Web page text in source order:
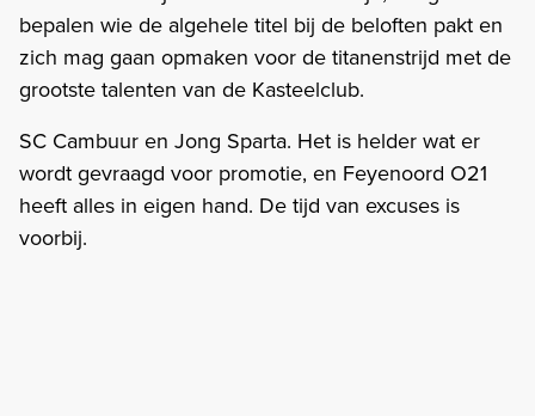
bepalen wie de algehele titel bij de beloften pakt en
zich mag gaan opmaken voor de titanenstrijd met de
grootste talenten van de Kasteelclub.
SC Cambuur en Jong Sparta. Het is helder wat er
wordt gevraagd voor promotie, en Feyenoord O21
heeft alles in eigen hand. De tijd van excuses is
voorbij.